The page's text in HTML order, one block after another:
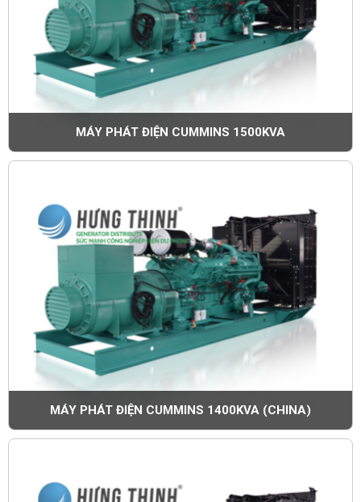
MÁY PHÁT ĐIỆN CUMMINS 1500KVA
MÁY PHÁT ĐIỆN CUMMINS 1400KVA (CHINA)